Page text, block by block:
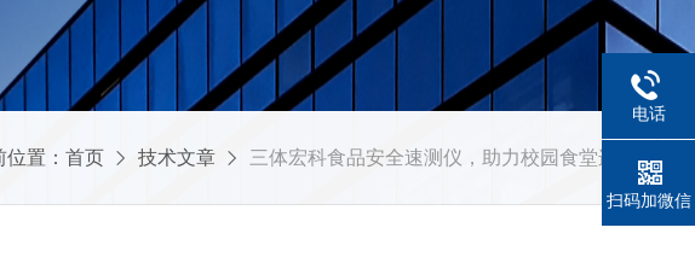
位置： 首页 技术文章 三体宏科食品安全速测仪，助力校园食堂连锁餐饮标准化食安建设
电话
扫码加微信